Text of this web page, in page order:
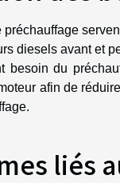
préchauffage
diesels avant et
besoin du
afin de
liés